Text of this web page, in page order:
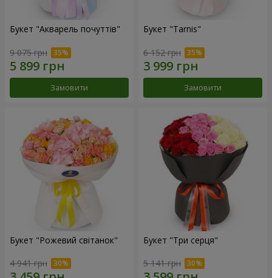
Букет "Акварель почуттів"
9 075 грн
Замовити
Букет "Tarnis"
6 152 грн
Замовити
Букет "Рожевий світанок"
4 941 грн
Букет "Три серця"
5 141 грн